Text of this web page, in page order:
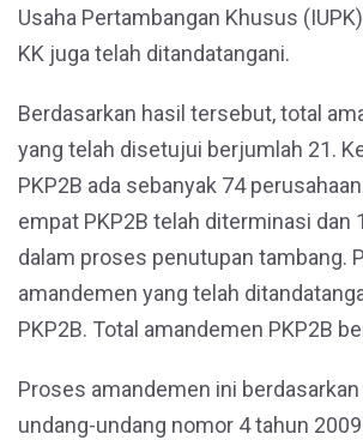
Usaha Pertambangan Khusus
KK juga telah ditandatangani.
Berdasarkan hasil tersebut, total
yang telah disetujui berjumlah 21.
PKP2B ada sebanyak 74
empat PKP2B telah diterminasi dan
dalam proses penutupan tambang.
amandemen yang telah
PKP2B. Total amandemen PKP2B
Proses amandemen ini
undang-undang nomor 4 tahun